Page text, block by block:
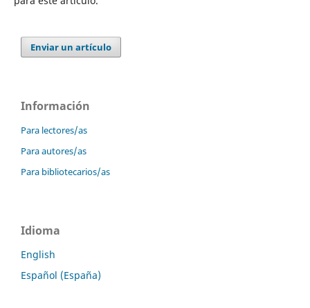
Enviar un artículo
Información
Para lectores/as
Para autores/as
Para bibliotecarios/as
Idioma
English
Español (España)